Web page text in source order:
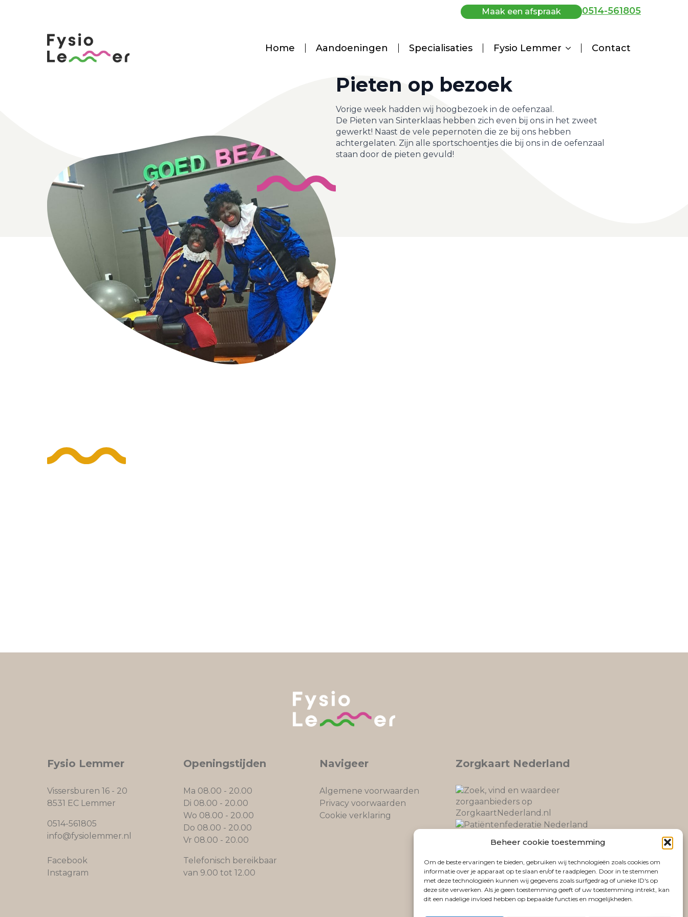
Beheer cookie toestemming
Om de beste ervaringen te bieden, gebruiken wij technologieën zoals cookies om
informatie over je apparaat op te slaan en/of te raadplegen. Door in te stemmen
met deze technologieën kunnen wij gegevens zoals surfgedrag of unieke ID's op
deze site verwerken. Als je geen toestemming geeft of uw toestemming intrekt, kan
dit een nadelige invloed hebben op bepaalde functies en mogelijkheden.
Maak een afspraak 0514-561805
Home Aandoeningen Specialisaties Fysio Lemmer Contact
Pieten op bezoek
Vorige week hadden wij hoogbezoek in de oefenzaal.
De Pieten van Sinterklaas hebben zich even bij ons in het zweet
gewerkt! Naast de vele pepernoten die ze bij ons hebben
achtergelaten. Zijn alle sportschoentjes die bij ons in de oefenzaal
staan door de pieten gevuld!
Fysio Lemmer
Vissersburen 16 - 20
8531 EC Lemmer
0514-561805
info@fysiolemmer.nl
Facebook
Instagram
Openingstijden
Ma 08.00 - 20.00
Di 08.00 - 20.00
Wo 08.00 - 20.00
Do 08.00 - 20.00
Vr 08.00 - 20.00
Telefonisch bereikbaar
van 9.00 tot 12.00
Navigeer
Algemene voorwaarden
Privacy voorwaarden
Cookie verklaring
Zorgkaart Nederland
ZorgkaartNederland.
Bekijk alle waarderingen
of
plaats een waardering